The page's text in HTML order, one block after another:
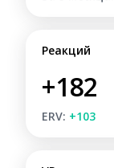
Реакций
+182
ERV: +103